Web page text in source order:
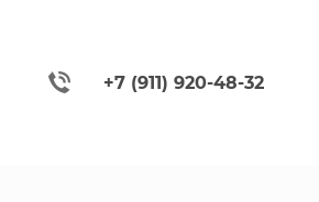
+7 (911) 920-48-32